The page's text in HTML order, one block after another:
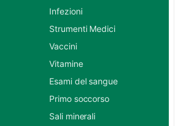
Infezioni
Strumenti Medici
Vaccini
Vitamine
Esami del sangue
Primo soccorso
Sali minerali